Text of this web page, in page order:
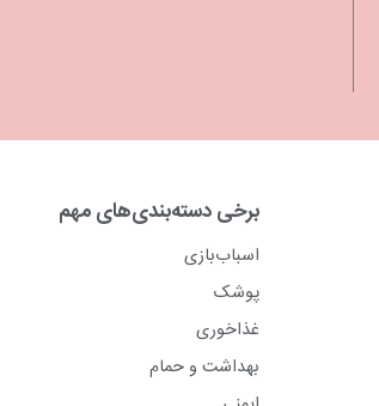
برخی دسته‌بندی‌های مهم
اسباب‌بازی
پوشک
غذاخوری
بهداشت و حمام